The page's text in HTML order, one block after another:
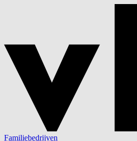
Familiebedrijven